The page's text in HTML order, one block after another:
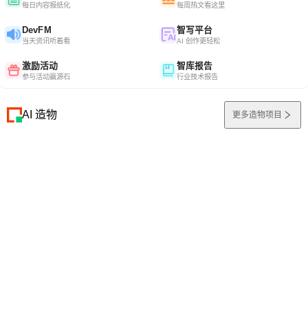
每日内容报纸化 每周热文看这里
DevFM
当天资讯听着看
智写平台
AI 创作更轻松
激励活动
参与活动赢源石
智库报告
行业技术报告
AI 造物 更多造物项目